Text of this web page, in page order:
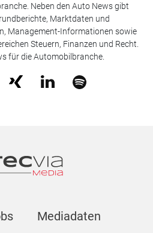
Neben den Auto News gibt
Marktdaten und
Management-Informationen sowie
Steuern, Finanzen und Recht.
für die Automobilbranche.
Mediadaten